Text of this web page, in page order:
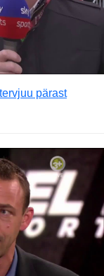
pärast